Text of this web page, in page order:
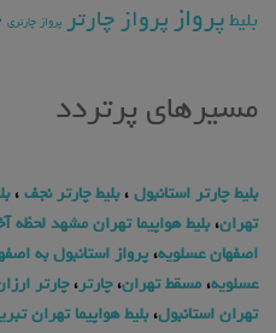
بلیط پرواز پرواز چارتر پرواز چارتری
مسیرهای پرتردد
بلیط چارتر استانبول ،بلیط چارتر نجف ،
تهران،بلیط هواپیما تهران مشهد لحظه
اصفهان عسلویه، پرواز استانبول به
عسلویه، مسقط تهران،چارتر ،چارتر
تهران استانبول،بلیط هواپیما تهران